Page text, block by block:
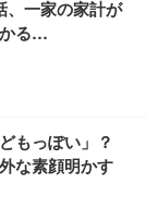
ック)
疲れない テレ
ロッキング機
ね上げ式アーム
イト)
ェア 肘なし メ
腰サポート ガ
ー付き コンパク
チ 液晶モニタ
HDMI/DisplayP
イベル VESA対
GRAPHT THE S
ゲーミン
量子ドット 残
Amazon.co.jp
マ ペットシーツ
ケース販売)
型 お徳用 レギ
】
、一家の家計が
る…
もっぽい」？
な素顔明かす